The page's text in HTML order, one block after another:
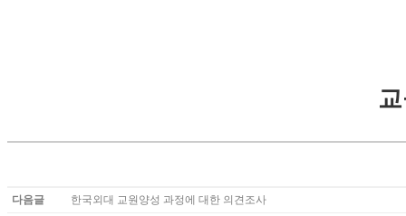
다음글
한국외대 교원양성 과정에 대한 의견조사